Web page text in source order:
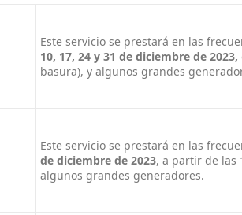
Este servicio se prestará en las
10, 17, 24 y 31 de diciembre de 2023,
basura), y algunos grandes
Este servicio se prestará en las
de diciembre de 2023, a partir de las
algunos grandes generadores.